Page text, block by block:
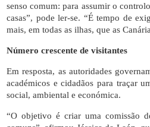
senso comum: para assumir o
casas”, pode ler-se. “É tempo de
mais, em todas as ilhas, que as
Número crescente de visitantes
Em resposta, as autoridades
académicos e cidadãos para traçar
social, ambiental e económica.
“O objetivo é criar uma comissão